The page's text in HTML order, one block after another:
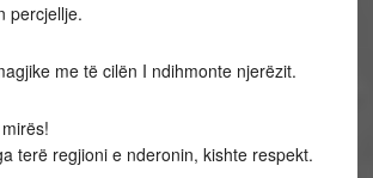
percjellje.
me të cilën I ndihmonte njerëzit.
terë regjioni e nderonin, kishte respekt.